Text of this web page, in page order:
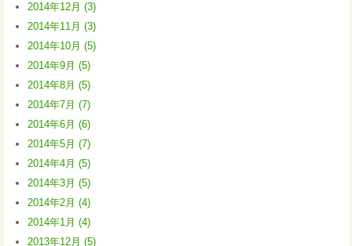
2014年12月 (3)
2014年11月 (3)
2014年10月 (5)
2014年9月 (5)
2014年8月 (5)
2014年7月 (7)
2014年6月 (6)
2014年5月 (7)
2014年4月 (5)
2014年3月 (5)
2014年2月 (4)
2014年1月 (4)
2013年12月 (5)